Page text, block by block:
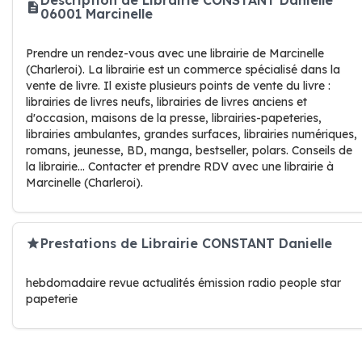
06001 Marcinelle
Prendre un rendez-vous avec une librairie de Marcinelle
(Charleroi). La librairie est un commerce spécialisé dans la
vente de livre. Il existe plusieurs points de vente du livre :
librairies de livres neufs, librairies de livres anciens et
d'occasion, maisons de la presse, librairies-papeteries,
librairies ambulantes, grandes surfaces, librairies numériques,
romans, jeunesse, BD, manga, bestseller, polars. Conseils de
la librairie... Contacter et prendre RDV avec une librairie à
Marcinelle (Charleroi).
Prestations de Librairie CONSTANT Danielle
hebdomadaire revue actualités émission radio people star
papeterie